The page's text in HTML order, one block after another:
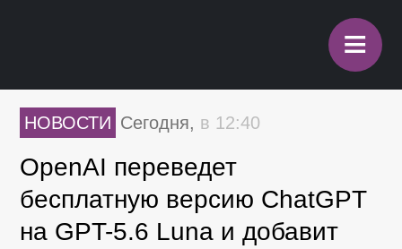
≡
НОВОСТИ Сегодня, в 12:40
OpenAI переведет
бесплатную версию ChatGPT
на GPT-5.6 Luna и добавит